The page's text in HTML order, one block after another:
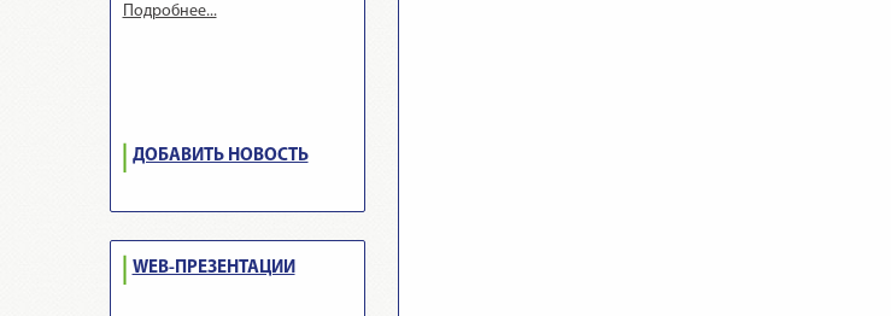
Подробнее...
ДОБАВИТЬ НОВОСТЬ
WEB-ПРЕЗЕНТАЦИИ